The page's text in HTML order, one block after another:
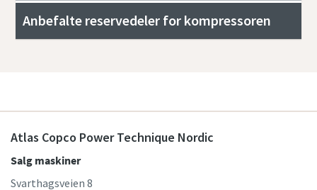
Anbefalte reservedeler for kompressoren
Atlas Copco Power Technique Nordic
Salg maskiner
Svarthagsveien 8